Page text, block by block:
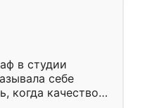
в студии
себе
когда качеством